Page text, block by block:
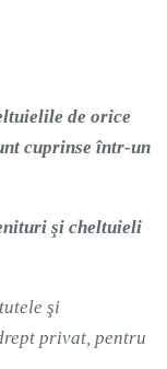
de orice
cuprinse într-un
şi cheltuieli
şi
privat, pentru